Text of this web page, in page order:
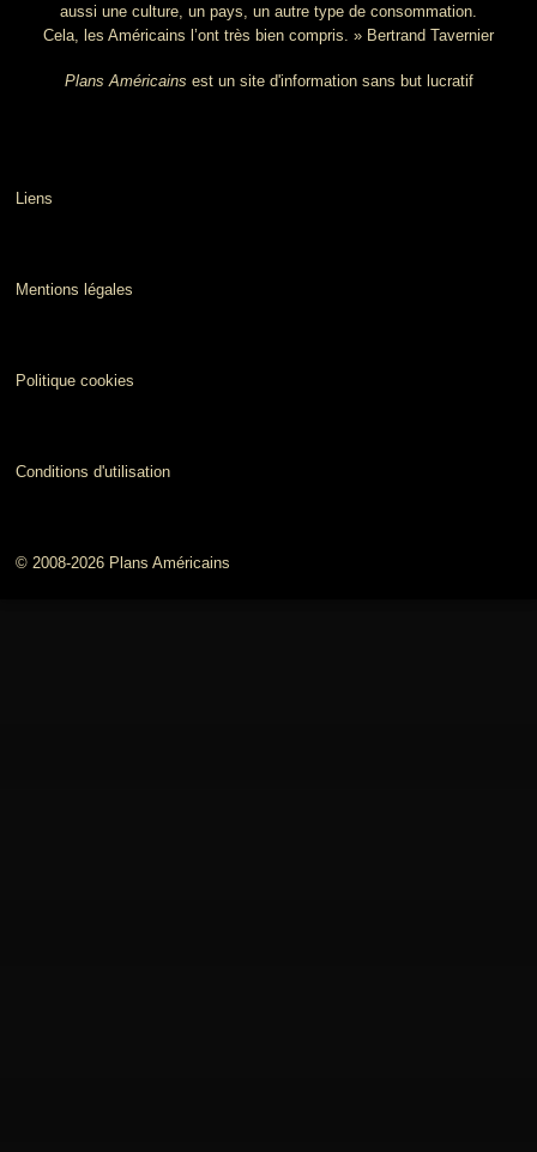
aussi une culture, un pays, un autre type de consommation.
Cela, les Américains l’ont très bien compris. » Bertrand Tavernier
Plans Américains est un site d'information sans but lucratif
Liens
Mentions légales
Politique cookies
Conditions d'utilisation
© 2008-2026 Plans Américains